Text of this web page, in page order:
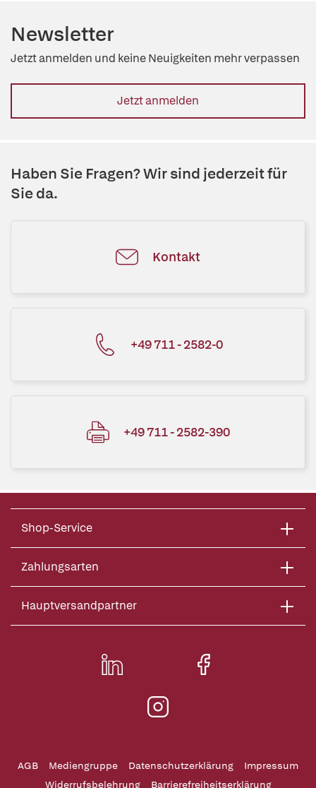
Newsletter
Jetzt anmelden und keine Neuigkeiten mehr verpassen
Jetzt anmelden
Haben Sie Fragen? Wir sind jederzeit für
Sie da.
Kontakt
+49 711 - 2582-0
+49 711 - 2582-390
Shop-Service
Zahlungsarten
Hauptversandpartner
AGB Mediengruppe Datenschutzerklärung
Impressum
Widerrufsbelehrung
Barrierefreiheitserklärung